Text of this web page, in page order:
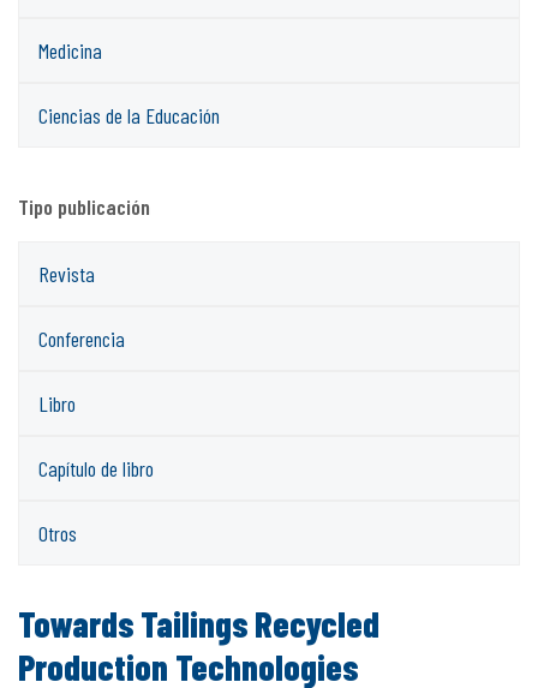
Medicina
Ciencias de la Educación
Tipo publicación
Revista
Conferencia
Libro
Capítulo de libro
Otros
Towards Tailings Recycled
Production Technologies